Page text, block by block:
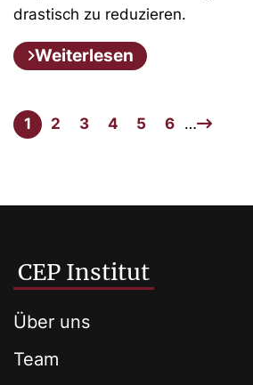
drastisch zu reduzieren.
Weiterlesen
1 2 3 4 5 6 …
CEP Institut
Über uns
Team